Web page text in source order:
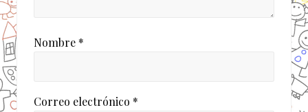
Nombre *
Correo electrónico *